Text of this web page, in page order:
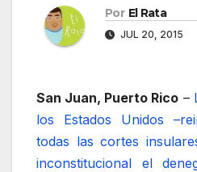
Por El Rata
JUL 20, 2015
San Juan, Puerto Rico –
los Estados Unidos
todas las cortes
inconstitucional el